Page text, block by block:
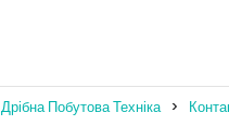
Дрібна Побутова Техніка